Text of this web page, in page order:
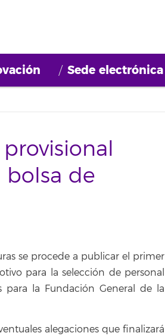
Sede electrónica
de
se procede a publicar el primer
para la selección de personal
la Fundación General de la
alegaciones que finalizará